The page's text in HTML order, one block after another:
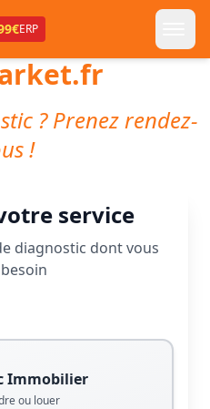
ERP
? Prenez rendez-
!
service
diagnostic dont vous
Immobilier
ou louer